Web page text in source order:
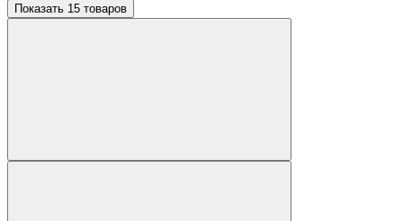
Показать 15 товаров